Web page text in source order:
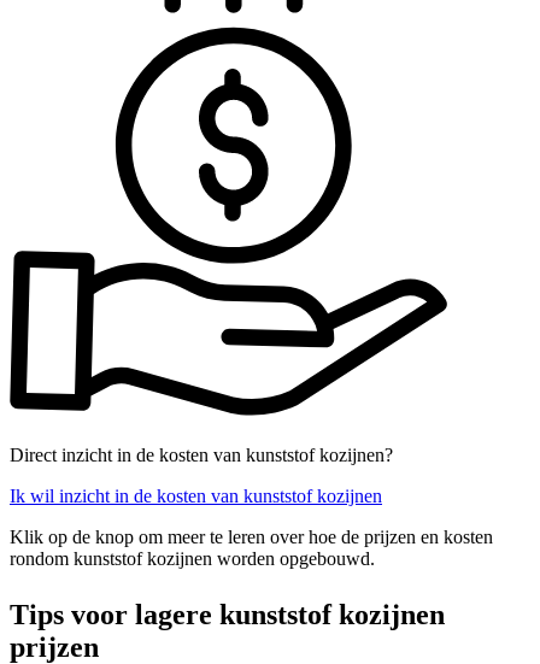
Direct inzicht in de kosten van kunststof kozijnen?
Ik wil inzicht in de kosten van kunststof kozijnen
Klik op de knop om meer te leren over hoe de prijzen en kosten
rondom kunststof kozijnen worden opgebouwd.
Tips voor lagere kunststof kozijnen
prijzen